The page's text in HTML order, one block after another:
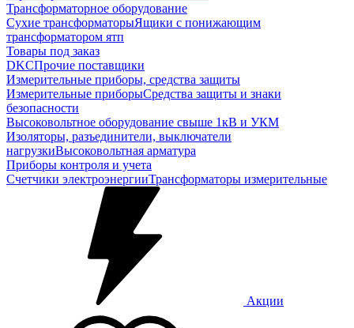
Трансформаторное оборудование
Сухие трансформаторыЯщики с понижающим
трансформатором ятп
Товары под заказ
DKCПрочие поставщики
Измерительные приборы, средства защиты
Измерительные приборыСредства защиты и знаки
безопасности
Высоковольтное оборудование свыше 1кВ и УКМ
Изоляторы, разъединители, выключатели
нагрузкиВысоковольтная арматура
Приборы контроля и учета
Счетчики электроэнергииТрансформаторы измерительные
Акции